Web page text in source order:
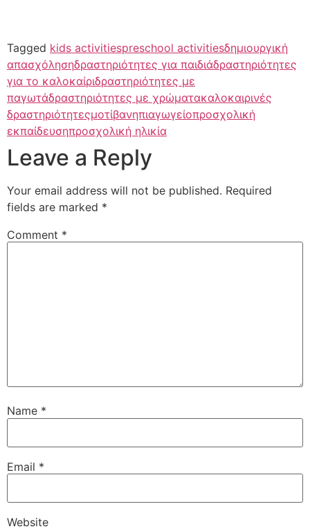
Tagged kids activitiespreschool activitiesδημιουργική
απασχόλησηδραστηριότητες για παιδιάδραστηριότητες
για το καλοκαίριδραστηριότητες με
παγωτάδραστηριότητες με χρώματακαλοκαιρινές
δραστηριότητεςμοτίβανηπιαγωγείοπροσχολική
εκπαίδευσηπροσχολική ηλικία
Leave a Reply
Your email address will not be published. Required
fields are marked *
Comment *
Name *
Email *
Website